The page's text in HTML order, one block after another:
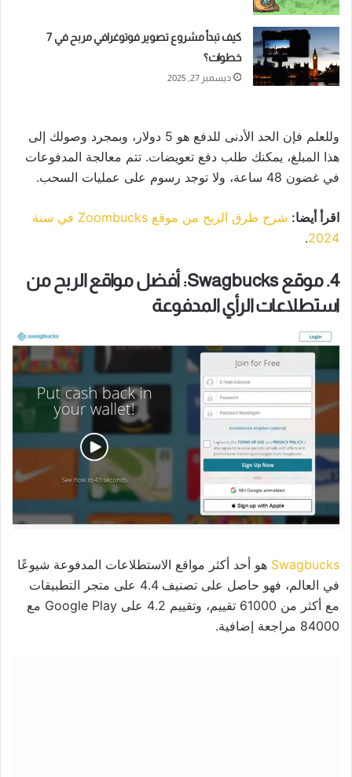
كيف تبدأ مشروع تصوير فوتوغرافي مربح في 7
خطوات؟
ديسمبر 27, 2025
وللعلم فإن الحد الأدنى للدفع هو 5 دولار، وبمجرد وصولك إلى
هذا المبلغ، يمكنك طلب دفع تعويضات. تتم معالجة المدفوعات
في غضون 48 ساعة، ولا توجد رسوم على عمليات السحب.
اقرأ أيضا:
شرح طرق الربح من موقع Zoombucks في سنة
2024
.
4. موقع Swagbucks: أفضل مواقع الربح من
استطلاعات الرأي المدفوعة
Swagbucks هو أحد أكثر مواقع الاستطلاعات المدفوعة شيوعًا
في العالم، فهو حاصل على تصنيف 4.4 على متجر التطبيقات
مع أكثر من 61000 تقييم، وتقييم 4.2 على Google Play مع
84000 مراجعة إضافية.